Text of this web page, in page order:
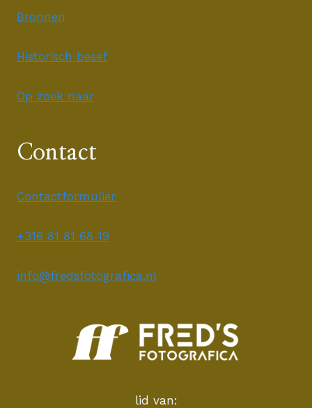
Bronnen
Historisch besef
Op zoek naar
Contact
Contactformulier
+316 81 81 68 19
info@fredsfotografica.nl
lid van: